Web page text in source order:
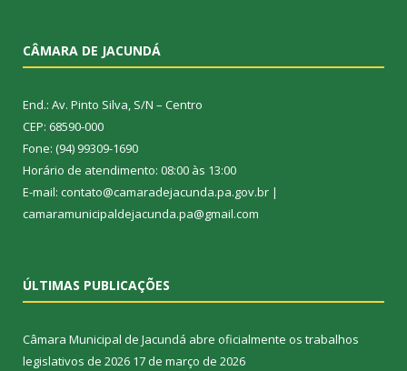
CÂMARA DE JACUNDÁ
End.: Av. Pinto Silva, S/N – Centro
CEP: 68590-000
Fone: (94) 99309-1690
Horário de atendimento: 08:00 às 13:00
E-mail: contato@camaradejacunda.pa.gov.br |
camaramunicipaldejacunda.pa@gmail.com
ÚLTIMAS PUBLICAÇÕES
Câmara Municipal de Jacundá abre oficialmente os trabalhos
legislativos de 2026 17 de março de 2026